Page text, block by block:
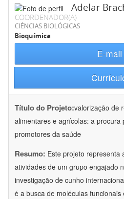
Adelar
COORDENADOR(A)
CIÊNCIAS BIOLÓGICAS
Bioquímica
E-mail
Título do Projeto:valorização de
alimentares e agrícolas: a procura
promotores da saúde
Resumo: Este projeto representa
atividades de um grupo engajado
investigação de cunho
é a busca de moléculas funcionais